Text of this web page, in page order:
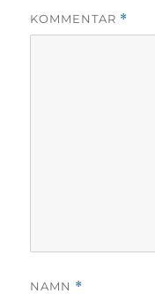
KOMMENTAR *
NAMN *